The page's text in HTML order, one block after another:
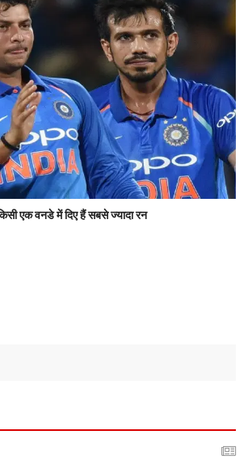
एक वनडे में दिए हैं सबसे ज्यादा रन